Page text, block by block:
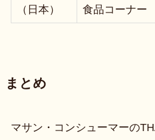
（日本）
食品コーナー
まとめ
マサン・コンシューマーの